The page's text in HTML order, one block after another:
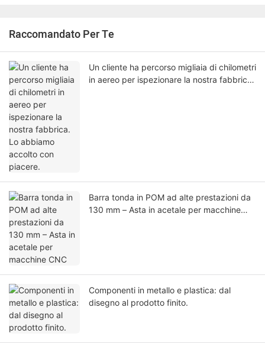
Raccomandato Per Te
Un cliente ha percorso migliaia di chilometri
in aereo per ispezionare la nostra fabbrica.
Barra tonda in POM ad alte prestazioni da
130 mm – Asta in acetale per macchine
Componenti in metallo e plastica: dal
disegno al prodotto finito.